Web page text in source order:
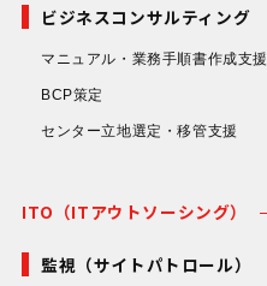
ビジネスコンサルティング
マニュアル・業務手順書作成支援
BCP策定
センター立地選定・移管支援
ITO（ITアウトソーシング）
監視（サイトパトロール）